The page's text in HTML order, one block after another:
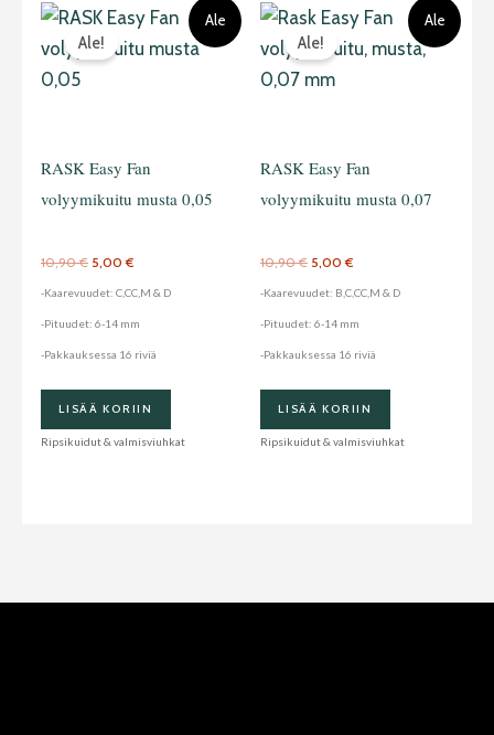
Ale
Ale!
RASK Easy Fan
volyymikuitu musta 0,05
10,90€
Alkuperäinen
hinta
oli:
10,90 €.
5,00€
Nykyinen
hinta
on:
5,00 €.
-Kaarevuudet: C,CC,M & D
-Pituudet: 6-14 mm
-Pakkauksessa 16 riviä
LISÄÄ KORIIN
Tällä
tuotteella
tehdä
sivulla.
Ripsikuidut & valmisviuhkat
Ale
Ale!
RASK Easy Fan
volyymikuitu musta 0,07
10,90€
Alkuperäinen
hinta
oli:
10,90 €.
5,00€
Nykyinen
hinta
on:
5,00 €.
-Kaarevuudet: B,C,CC,M & D
-Pituudet: 6-14 mm
-Pakkauksessa 16 riviä
LISÄÄ KORIIN
Tällä
tuotteella
tehdä
sivulla.
Ripsikuidut & valmisviuhkat